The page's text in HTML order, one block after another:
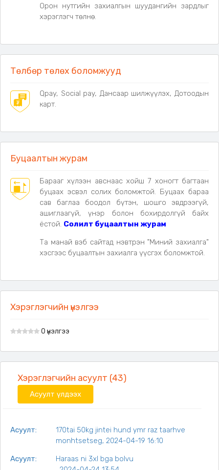
Орон нутгийн захиалгын шуудангийн зардлыг
хэрэглэгч төлнө.
Төлбөр төлөх боломжууд
Qpay, Social pay, Дансаар шилжүүлэх, Дотоодын
карт.
Буцаалтын журам
Барааг хүлээн авснаас хойш 7 хоногт багтаан
буцаах эсвэл солих боломжтой. Буцаах бараа
сав баглаа боодол бүтэн, шошго эвдрээгүй,
ашиглаагүй, үнэр болон бохирдолгүй байх
ёстой. Солилт буцаалтын журам
Та манай вэб сайтад нэвтрэн "Миний захиалга"
хэсгээс буцаалтын захиалга үүсгэх боломжтой.
Хэрэглэгчийн үнэлгээ
0 үнэлгээ
Хэрэглэгчийн асуулт (43)
Асуулт үлдээх
Асуулт:
170tai 50kg jintei hund ymr raz taarhve
monhtsetseg, 2024-04-19 16:10
Асуулт:
Haraas ni 3xl bga bolvu